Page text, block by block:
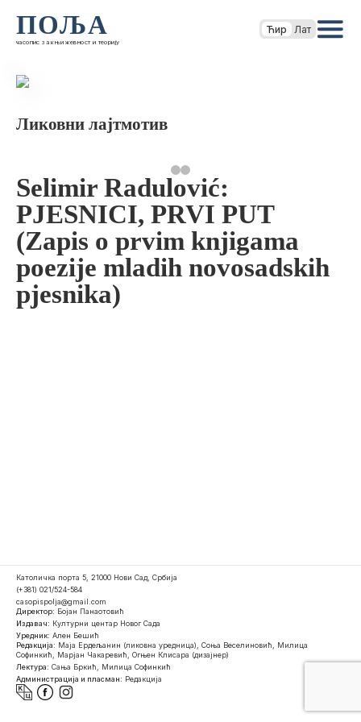
ПОЉА
часопис за књижевност и теорију
Ћир Лат
Ликовни лајтмотив
Selimir Radulović:
PJESNICI, PRVI PUT
(Zapis o prvim knjigama
poezije mladih novosadskih
pjesnika)
Католичка порта 5, 21000 Нови Сад, Србија
(+381) 021/524-584
casopispolja@gmail.com
Директор: Бојан Панаотовић
Издавач: Културни центар Новог Сада
Уредник: Ален Бешић
Редакција: Маја Ердељанин (ликовна уредница), Соња Веселиновић, Милица
Софинкић, Марјан Чакаревић, Огњен Клисара (дизајнер)
Лектура: Сања Бркић, Милица Софинкић
Администрација и пласман: Редакција